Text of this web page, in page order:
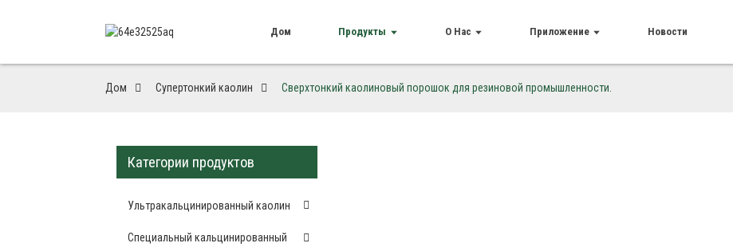
Дом Продукты О Нас Приложение Новости
Дом Супертонкий каолин Сверхтонкий каолиновый порошок для резиновой промышленности.
Категории продуктов
Ультракальцинированный каолин
Специальный кальцинированный